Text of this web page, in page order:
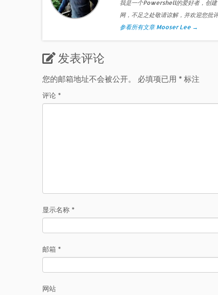
我是一个Powershell的爱好者，创建
网，不足之处敬请谅解，并欢迎您批评
参看所有文章 Mooser Lee →
发表评论
您的邮箱地址不会被公开。 必填项已用 *标注
评论 *
显示名称 *
邮箱 *
网站